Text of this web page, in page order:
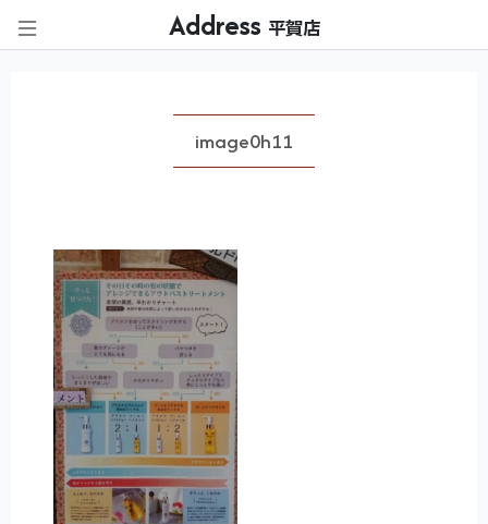
Address 平賀店
image0h11